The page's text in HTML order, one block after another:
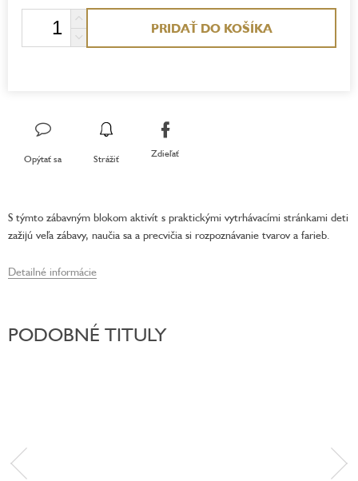
PRIDAŤ DO KOŠÍKA
Opýtať sa Strážiť Zdieľať
S týmto zábavným blokom aktivít s praktickými vytrhávacími stránkami deti
zažijú veľa zábavy, naučia sa a precvičia si rozpoznávanie tvarov a farieb.
Detailné informácie
PODOBNÉ TITULY